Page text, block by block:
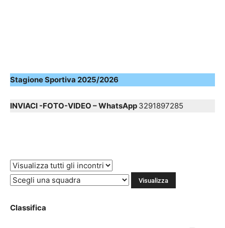
Stagione Sportiva 2025/2026
INVIACI -FOTO-VIDEO – WhatsApp 3291897285
Classifica